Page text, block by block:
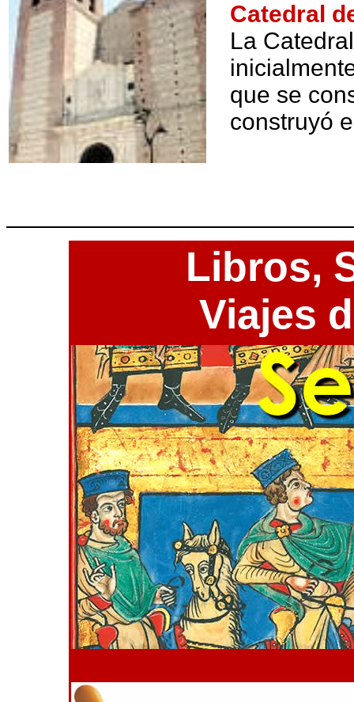
Catedral
La
que se
construyó
Libros,
Viajes